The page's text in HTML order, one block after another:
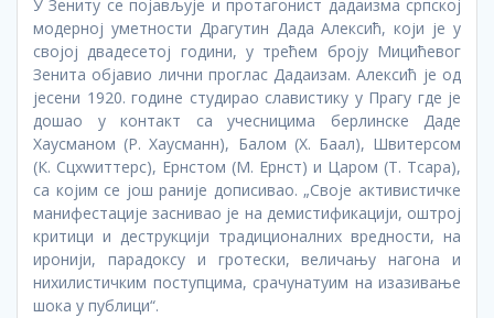
У Зениту се појављује и протагонист дадаизма српској
модерној уметности Драгутин Дада Алексић, који је у
својој двадесетој години, у трећем броју Мицићевог
Зенита објавио лични проглас Дадаизам. Алексић је од
јесени 1920. године студирао славистику у Прагу где је
дошао у контакт са учесницима берлинске Даде
Хаусманом (Р. Хаусманн), Балом (Х. Баал), Швитерсом
(К. Сцхwиттерс), Ернстом (М. Ернст) и Царом (Т. Тсара),
са којим се још раније дописивао. „Своје активистичке
манифестације заснивао је на демистификацији, оштрој
критици и деструкцији традиционалних вредности, на
иронији, парадоксу и гротески, величању нагона и
нихилистичким поступцима, срачунатуим на изазивање
шока у публици“.